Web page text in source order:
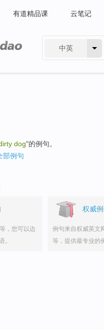
有道精品课 云笔记
中英
dog"的例句。
部例句
，您可以边
。
权威
例句来自权威英文
等，提供最专业的